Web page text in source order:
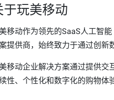
于玩美移动
移动作为领先的SaaS人工智
提供商，始终致力于通过创新
移动企业解决方案通过提供交
性、个性化和数字化的购物体